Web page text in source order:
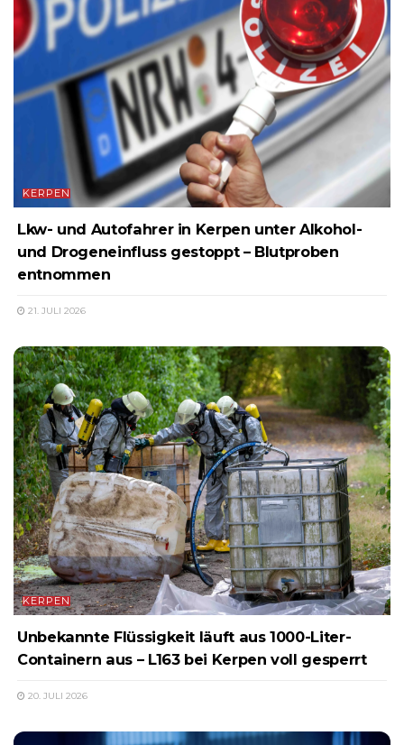
KERPEN
Lkw- und Autofahrer in Kerpen unter Alkohol-
und Drogeneinfluss gestoppt – Blutproben
entnommen
21. JULI 2026
KERPEN
Unbekannte Flüssigkeit läuft aus 1000-Liter-
Containern aus – L163 bei Kerpen voll gesperrt
20. JULI 2026